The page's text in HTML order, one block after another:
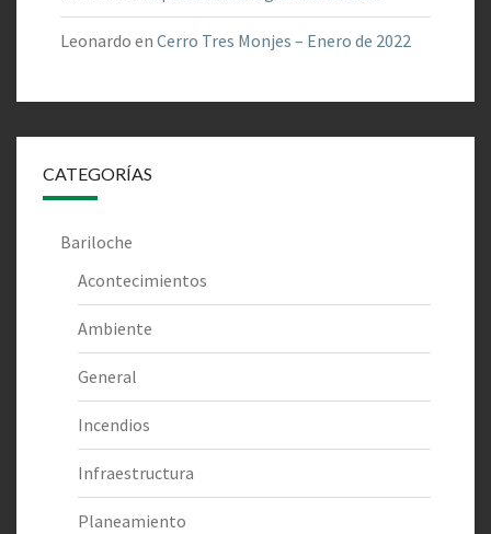
Leonardo en Cerro Tres Monjes – Enero de 2022
CATEGORÍAS
Bariloche
Acontecimientos
Ambiente
General
Incendios
Infraestructura
Planeamiento